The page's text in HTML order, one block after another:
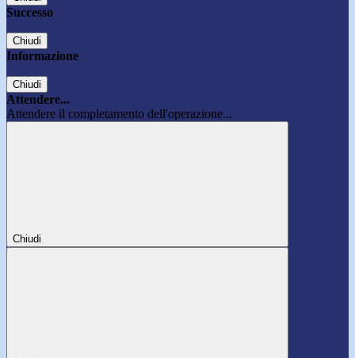
Successo
Chiudi
Informazione
Chiudi
Attendere...
Attendere il completamento dell'operazione...
Chiudi